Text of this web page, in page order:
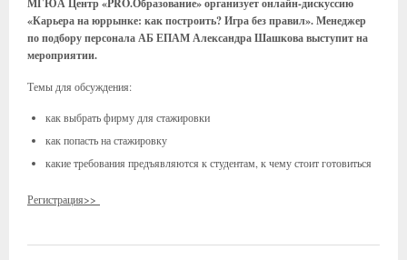
МГЮА Центр «PRO.Образование» организует онлайн-дискуссию
«Карьера на юррынке: как построить? Игра без правил».Менеджер
по подбору персонала АБ ЕПАМ Александра Шашкова выступит на
мероприятии.
Темы для обсуждения:
как выбрать фирму для стажировки
как попасть на стажировку
какие требования предъявляются к студентам, к чему стоит готовиться
Регистрация>>